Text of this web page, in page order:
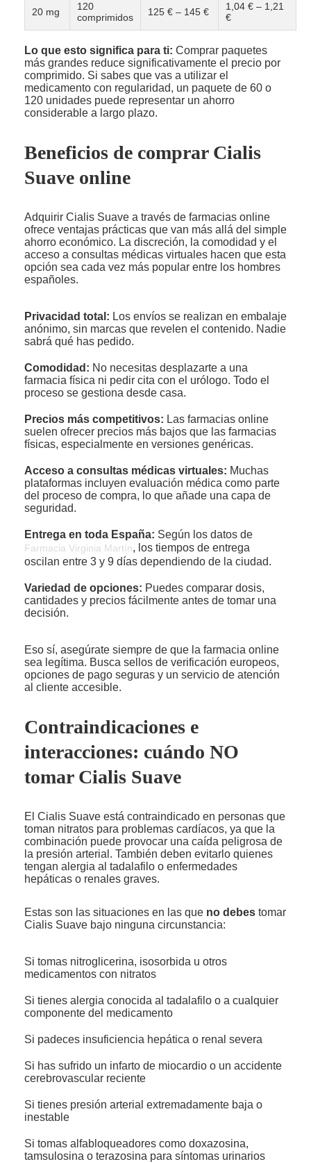
20 mg
120
comprimidos
125 € – 145 €
1,04 € – 1,21
€
Lo que esto significa para ti: Comprar paquetes
más grandes reduce significativamente el precio por
comprimido. Si sabes que vas a utilizar el
medicamento con regularidad, un paquete de 60 o
120 unidades puede representar un ahorro
considerable a largo plazo.
Beneficios de comprar Cialis
Suave online
Adquirir Cialis Suave a través de farmacias online
ofrece ventajas prácticas que van más allá del simple
ahorro económico. La discreción, la comodidad y el
acceso a consultas médicas virtuales hacen que esta
opción sea cada vez más popular entre los hombres
españoles.
Privacidad total: Los envíos se realizan en embalaje
anónimo, sin marcas que revelen el contenido. Nadie
sabrá qué has pedido.
Comodidad: No necesitas desplazarte a una
farmacia física ni pedir cita con el urólogo. Todo el
proceso se gestiona desde casa.
Precios más competitivos: Las farmacias online
suelen ofrecer precios más bajos que las farmacias
físicas, especialmente en versiones genéricas.
Acceso a consultas médicas virtuales: Muchas
plataformas incluyen evaluación médica como parte
del proceso de compra, lo que añade una capa de
seguridad.
Entrega en toda España: Según los datos de
Farmacia Virginia Martín, los tiempos de entrega
oscilan entre 3 y 9 días dependiendo de la ciudad.
Variedad de opciones: Puedes comparar dosis,
cantidades y precios fácilmente antes de tomar una
decisión.
Eso sí, asegúrate siempre de que la farmacia online
sea legítima. Busca sellos de verificación europeos,
opciones de pago seguras y un servicio de atención
al cliente accesible.
Contraindicaciones e
interacciones: cuándo NO
tomar Cialis Suave
El Cialis Suave está contraindicado en personas que
toman nitratos para problemas cardíacos, ya que la
combinación puede provocar una caída peligrosa de
la presión arterial. También deben evitarlo quienes
tengan alergia al tadalafilo o enfermedades
hepáticas o renales graves.
Estas son las situaciones en las que no debes tomar
Cialis Suave bajo ninguna circunstancia:
Si tomas nitroglicerina, isosorbida u otros
medicamentos con nitratos
Si tienes alergia conocida al tadalafilo o a cualquier
componente del medicamento
Si padeces insuficiencia hepática o renal severa
Si has sufrido un infarto de miocardio o un accidente
cerebrovascular reciente
Si tienes presión arterial extremadamente baja o
inestable
Si tomas alfabloqueadores como doxazosina,
tamsulosina o terazosina para síntomas urinarios